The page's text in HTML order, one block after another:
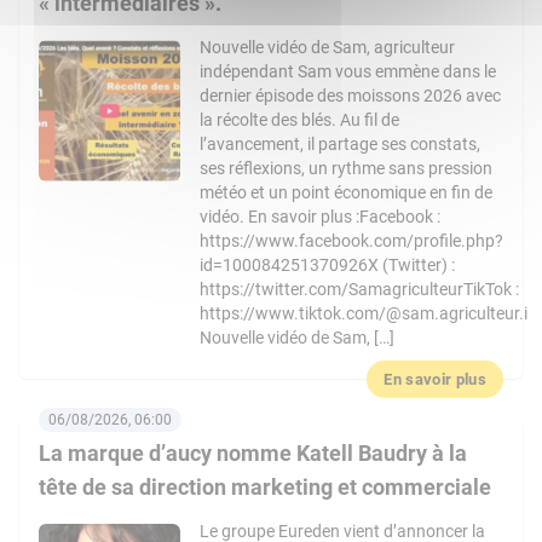
Nouvelle vidéo de Sam, agriculteur
indépendant Sam vous emmène dans le
dernier épisode des moissons 2026 avec
la récolte des blés. Au fil de
l’avancement, il partage ses constats,
ses réflexions, un rythme sans pression
météo et un point économique en fin de
vidéo. En savoir plus :Facebook :
https://www.facebook.com/profile.php?
id=100084251370926X (Twitter) :
https://twitter.com/SamagriculteurTikTok :
https://www.tiktok.com/@sam.agriculteur.i
Nouvelle vidéo de Sam, […]
En savoir plus
La marque d’aucy nomme Katell Baudry à la
tête de sa direction marketing et commerciale
06/08/2026, 06:00
Le groupe Eureden vient d’annoncer la